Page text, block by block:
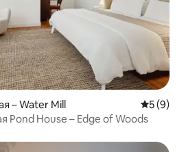
– Water Mill Средна
5 (9)
Pond House – Edge of Woods